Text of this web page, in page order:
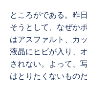
ところがである。昨
そうとして、なぜか
はアスファルト、カ
液晶にヒビが入り、
されない。よって、
はとりたくないもの